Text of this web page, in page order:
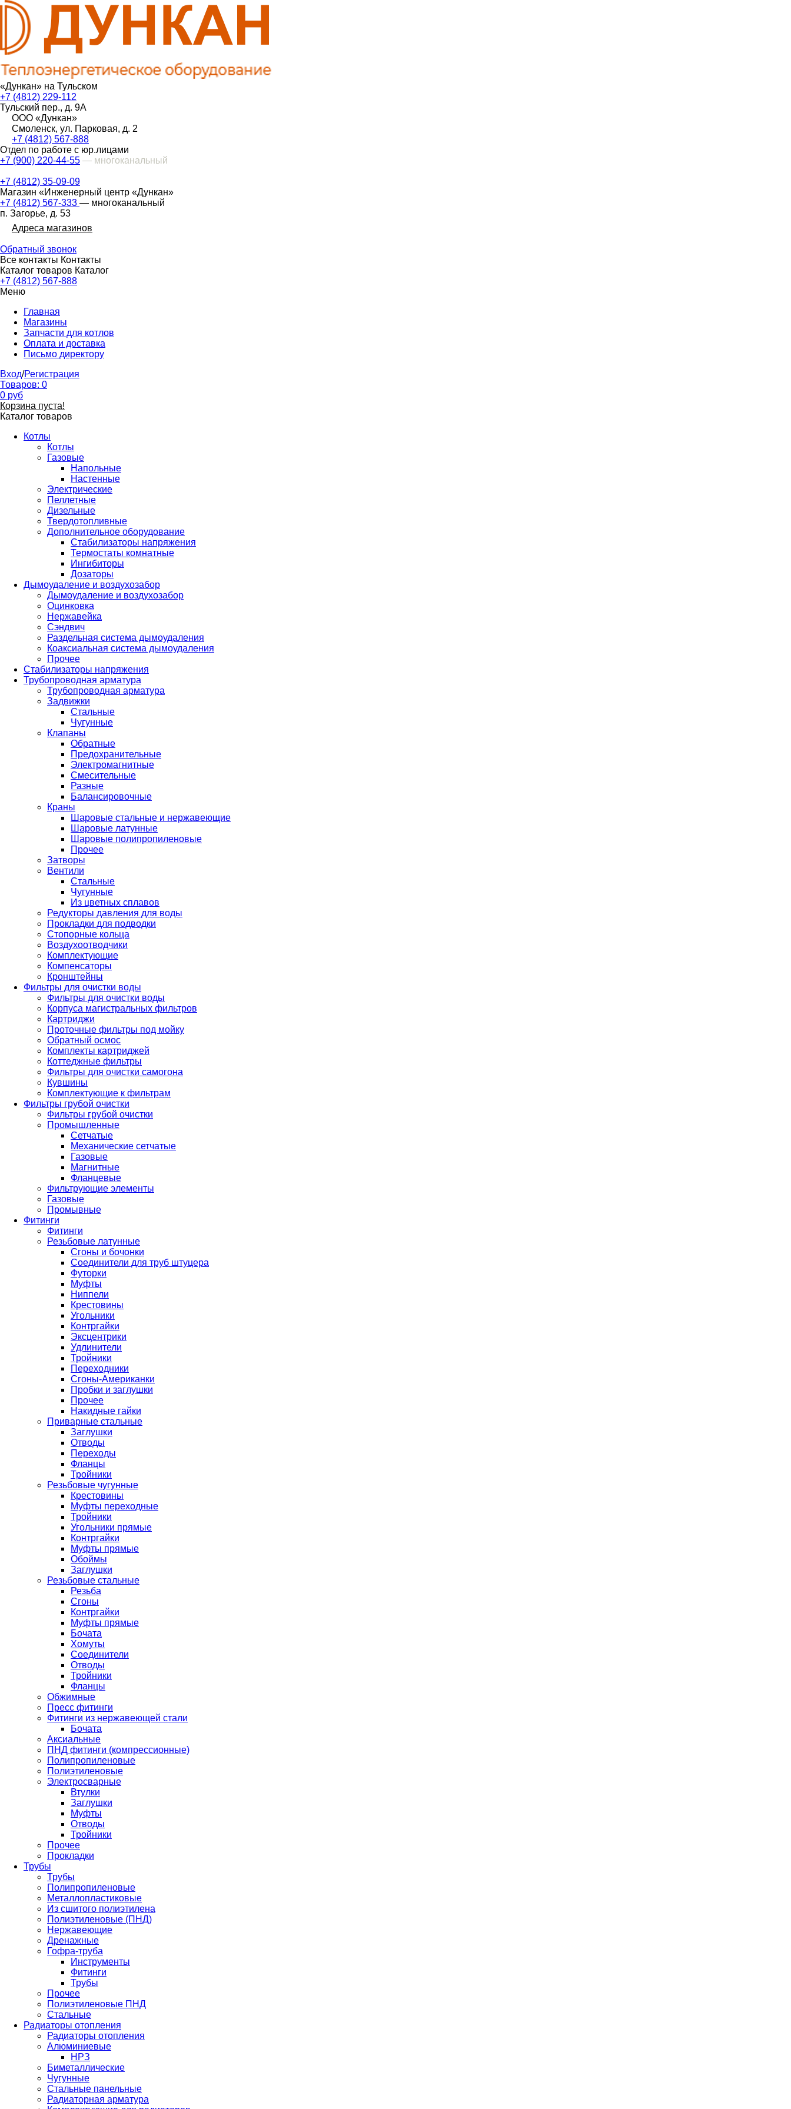
«Дункан» на Тульском
+7 (4812) 229-112
Тульский пер., д. 9А
ООО «Дункан»
Смоленск, ул. Парковая, д. 2
+7 (4812) 567-888
Отдел по работе с юр.лицами
+7 (900) 220-44-55 — многоканальный
+7 (4812) 35-09-09
Магазин «Инженерный центр «Дункан»
+7 (4812) 567-333 — многоканальный
п. Загорье, д. 53
Адреса магазинов
Обратный звонок
Все контакты Контакты
Каталог товаров Каталог
+7 (4812) 567-888
Меню
Главная
Магазины
Запчасти для котлов
Оплата и доставка
Письмо директору
Вход/Регистрация
Товаров: 0
0 руб
Корзина пуста!
Каталог товаров
Котлы
Котлы
Газовые
Напольные
Настенные
Электрические
Пеллетные
Дизельные
Твердотопливные
Дополнительное оборудование
Стабилизаторы напряжения
Термостаты комнатные
Ингибиторы
Дозаторы
Дымоудаление и воздухозабор
Дымоудаление и воздухозабор
Оцинковка
Нержавейка
Сэндвич
Раздельная система дымоудаления
Коаксиальная система дымоудаления
Прочее
Стабилизаторы напряжения
Трубопроводная арматура
Трубопроводная арматура
Задвижки
Стальные
Чугунные
Клапаны
Обратные
Предохранительные
Электромагнитные
Смесительные
Разные
Балансировочные
Краны
Шаровые стальные и нержавеющие
Шаровые латунные
Шаровые полипропиленовые
Прочее
Затворы
Вентили
Стальные
Чугунные
Из цветных сплавов
Редукторы давления для воды
Прокладки для подводки
Стопорные кольца
Воздухоотводчики
Комплектующие
Компенсаторы
Кронштейны
Фильтры для очистки воды
Фильтры для очистки воды
Корпуса магистральных фильтров
Картриджи
Проточные фильтры под мойку
Обратный осмос
Комплекты картриджей
Коттеджные фильтры
Фильтры для очистки самогона
Кувшины
Комплектующие к фильтрам
Фильтры грубой очистки
Фильтры грубой очистки
Промышленные
Сетчатые
Механические сетчатые
Газовые
Магнитные
Фланцевые
Фильтрующие элементы
Газовые
Промывные
Фитинги
Фитинги
Резьбовые латунные
Сгоны и бочонки
Соединители для труб штуцера
Футорки
Муфты
Ниппели
Крестовины
Угольники
Контргайки
Эксцентрики
Удлинители
Тройники
Переходники
Сгоны-Американки
Пробки и заглушки
Прочее
Накидные гайки
Приварные стальные
Заглушки
Отводы
Переходы
Фланцы
Тройники
Резьбовые чугунные
Крестовины
Муфты переходные
Тройники
Угольники прямые
Контргайки
Муфты прямые
Обоймы
Заглушки
Резьбовые стальные
Резьба
Сгоны
Контргайки
Муфты прямые
Бочата
Хомуты
Соединители
Отводы
Тройники
Фланцы
Обжимные
Пресс фитинги
Фитинги из нержавеющей стали
Бочата
Аксиальные
ПНД фитинги (компрессионные)
Полипропиленовые
Полиэтиленовые
Электросварные
Втулки
Заглушки
Муфты
Отводы
Тройники
Прочее
Прокладки
Трубы
Трубы
Полипропиленовые
Металлопластиковые
Из сшитого полиэтилена
Полиэтиленовые (ПНД)
Нержавеющие
Дренажные
Гофра-труба
Инструменты
Фитинги
Трубы
Прочее
Полиэтиленовые ПНД
Стальные
Радиаторы отопления
Радиаторы отопления
Алюминиевые
НРЗ
Биметаллические
Чугунные
Стальные панельные
Радиаторная арматура